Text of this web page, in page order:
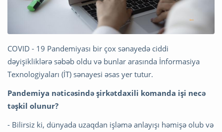
COVID - 19 Pandemiyası bir çox sənayedə ciddi
dəyişikliklərə səbəb oldu və bunlar arasında İnformasiya
Texnologiyaları (İT) sənayesi əsas yer tutur.
Pandemiya nəticəsində şirkətdaxili komanda işi necə
təşkil olunur?
- Bilirsiz ki, dünyada uzaqdan işləmə anlayışı həmişə olub və